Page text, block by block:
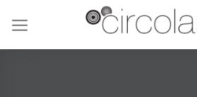
content